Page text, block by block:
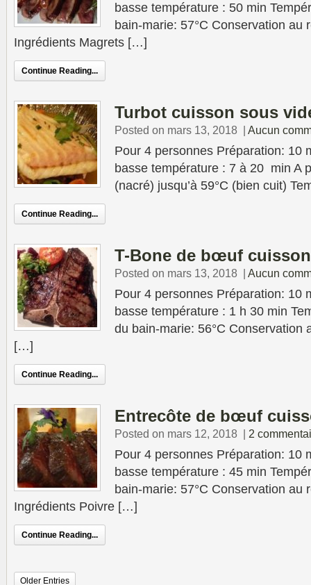
basse température : 50 min
bain-marie: 57°C Conservation au
Ingrédients Magrets […]
Continue Reading...
Turbot cuisson sous
Posted on mars 13, 2018 | Aucun
Pour 4 personnes Préparation: 10
basse température : 7 à 20 min A
(nacré) jusqu’à 59°C (bien cuit)
Continue Reading...
T-Bone de bœuf
Posted on mars 13, 2018 | Aucun
Pour 4 personnes Préparation: 10
basse température : 1 h 30 min
du bain-marie: 56°C Conservation
[…]
Continue Reading...
Entrecôte de bœuf
Posted on mars 12, 2018 | 2
Pour 4 personnes Préparation: 10
basse température : 45 min
bain-marie: 57°C Conservation au
Ingrédients Poivre […]
Continue Reading...
Older Entries